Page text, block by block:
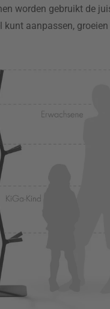
worden gebruikt de
kunt aanpassen,